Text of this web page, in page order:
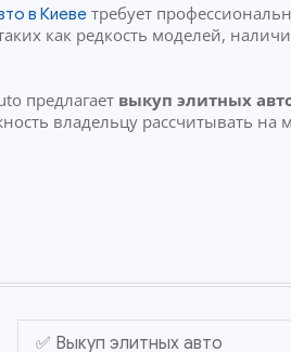
в Киеветребует
как редкость моделей,
предлагает выкуп элитных
владельцу рассчитывать
✅ Выкуп элитных авто